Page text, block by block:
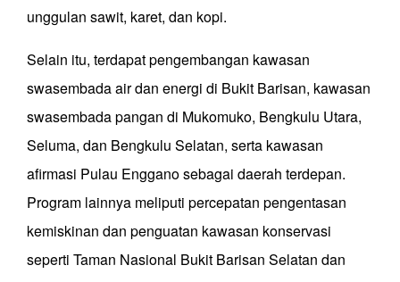
unggulan sawit, karet, dan kopi.
Selain itu, terdapat pengembangan kawasan
swasembada air dan energi di Bukit Barisan, kawasan
swasembada pangan di Mukomuko, Bengkulu Utara,
Seluma, dan Bengkulu Selatan, serta kawasan
afirmasi Pulau Enggano sebagai daerah terdepan.
Program lainnya meliputi percepatan pengentasan
kemiskinan dan penguatan kawasan konservasi
seperti Taman Nasional Bukit Barisan Selatan dan